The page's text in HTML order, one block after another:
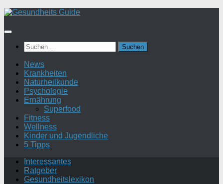
Suchen
nach:
News
Krankheiten
Naturheilkunde
Psychologie
Ernährung
Superfood
Fitness
Wellness
Kinder und Jugendliche
5 Tipps
Interessantes
Ratgeber
Gesundheitslexikon